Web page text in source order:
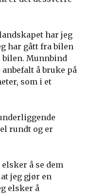
har jeg
har gått fra bilen
Munnbind
å bruke på
som i et
rundt og er
å se dem
jeg gjør en
elsker å